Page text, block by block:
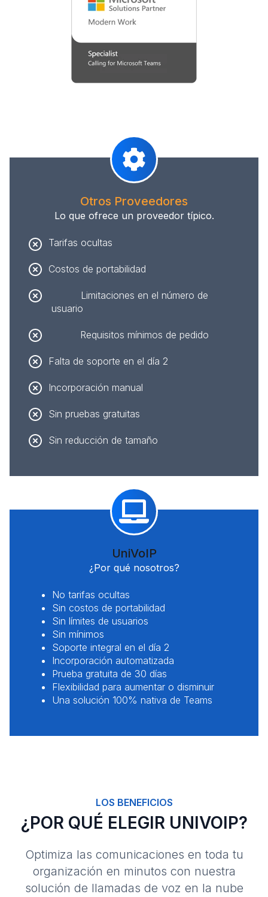
Otros Proveedores
Lo que ofrece un proveedor típico.
Tarifas ocultas
Costos de portabilidad
Limitaciones en el número de
usuario
Requisitos mínimos de pedido
Falta de soporte en el día 2
Incorporación manual
Sin pruebas gratuitas
Sin reducción de tamaño
UniVoIP
¿Por qué nosotros?
No tarifas ocultas
Sin costos de portabilidad
Sin límites de usuarios
Sin mínimos
Soporte integral en el día 2
Incorporación automatizada
Prueba gratuita de 30 días
Flexibilidad para aumentar o disminuir
Una solución 100% nativa de Teams
LOS BENEFICIOS
¿POR QUÉ ELEGIR UNIVOIP?
Optimiza las comunicaciones en toda tu
organización en minutos con nuestra
solución de llamadas de voz en la nube